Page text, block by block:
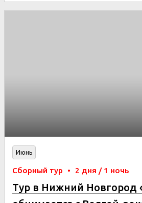
Июнь
Сборный тур • 2 дня / 1 ночь
Тур в Нижний Новгород